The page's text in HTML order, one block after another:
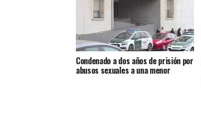
Condenado a dos años de prisión por
abusos sexuales a una menor